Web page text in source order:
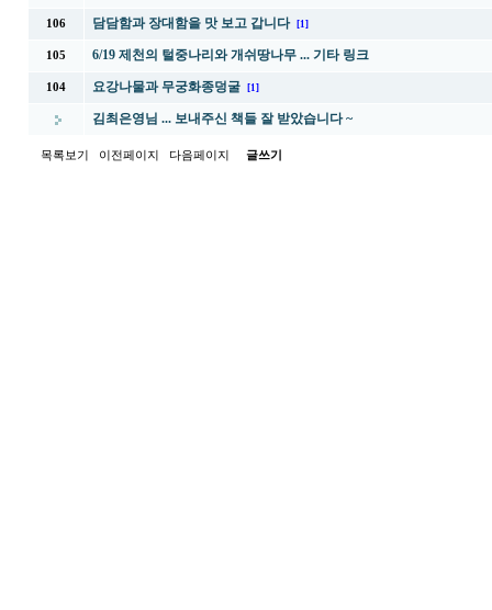
106 담담함과 장대함을 맛 보고 갑니다 [1]
105 6/19 제천의 털중나리와 개쉬땅나무 ... 기타 링크
104 요강나물과 무궁화종덩굴 [1]
김최은영님 ... 보내주신 책들 잘 받았습니다 ~
목록보기 이전페이지 다음페이지 글쓰기